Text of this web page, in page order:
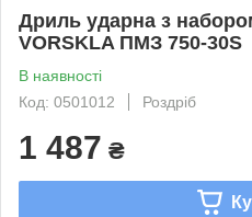
Дриль ударна з
VORSKLA ПМЗ 750-30S
В наявності
Код: 0501012
Роздріб
1 487 ₴